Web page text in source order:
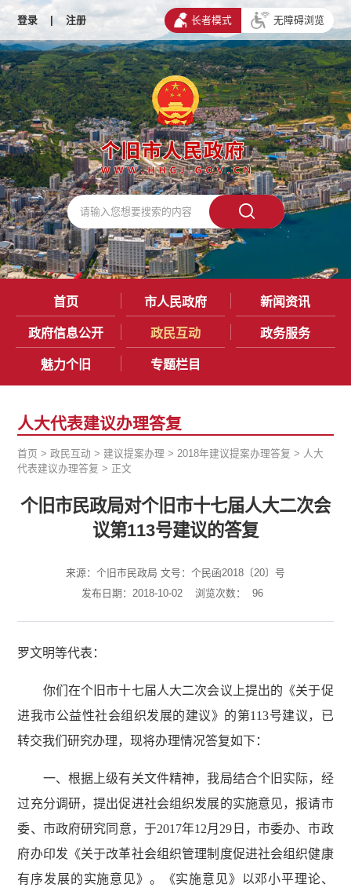
登录 | 注册 长者模式 无障碍浏览
首页 市人民政府 新闻资讯
政府信息公开 政民互动 政务服务
魅力个旧 专题栏目
人大代表建议办理答复
首页 >政民互动 > 建议提案办理 >2018年建议提案办理答复 > 人大
代表建议办理答复 > 正文
个旧市民政局对个旧市十七届人大二次会
议第113号建议的答复
来源：个旧市民政局 文号：个民函2018〔20〕号
发布日期：2018-10-02
浏览次数： 96
罗文明等代表：
你们在个旧市十七届人大二次会议上提出的《关于促
进我市公益性社会组织发展的建议》的第113号建议，已
转交我们研究办理，现将办理情况答复如下：
一、根据上级有关文件精神，我局结合个旧实际，经
过充分调研，提出促进社会组织发展的实施意见，报请市
委、市政府研究同意，于2017年12月29日，市委办、市政
府办印发《关于改革社会组织管理制度促进社会组织健康
有序发展的实施意见》。《实施意见》以邓小平理论、